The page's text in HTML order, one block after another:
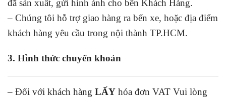
đã sản xuất, gửi hình ảnh cho bên Khách Hàng.
– Chúng tôi hỗ trợ giao hàng ra bến xe, hoặc địa điểm
khách hàng yêu cầu trong nội thành TP.HCM.
3. Hình thức chuyển khoản
– Đối với khách hàng LẤY hóa đơn VAT Vui lòng